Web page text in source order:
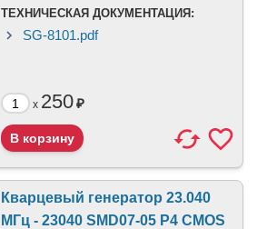
ТЕХНИЧЕСКАЯ ДОКУМЕНТАЦИЯ:
SG-8101.pdf
x 250₽
Кварцевый генератор 23.040
МГц - 23040 SMD07-05 P4 CMOS